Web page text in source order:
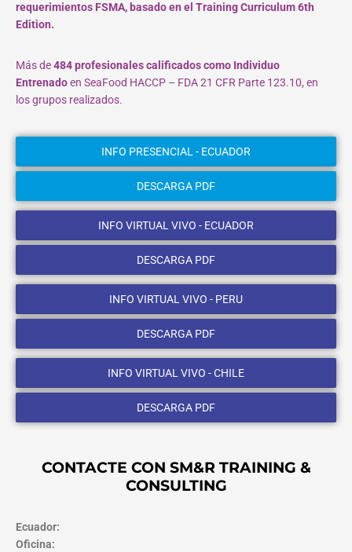
requerimientos FSMA, basado en el Training Curriculum 6th
Edition.
Más de484 profesionales calificados como Individuo
Entrenadoen SeaFood HACCP – FDA 21 CFR Parte 123.10, en
los grupos realizados.
INFO PRESENCIAL - ECUADOR
DESCARGA PDF
INFO VIRTUAL VIVO - ECUADOR
DESCARGA PDF
INFO VIRTUAL VIVO - PERU
DESCARGA PDF
INFO VIRTUAL VIVO - CHILE
DESCARGA PDF
CONTACTE CON SM&R TRAINING &
CONSULTING
Ecuador:
Oficina: